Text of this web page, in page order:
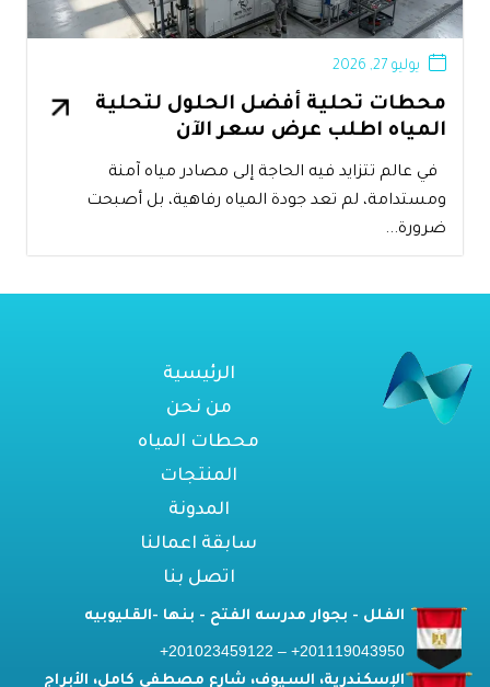
محطات تحلية أفضل الحلول لتحلية
المياه اطلب عرض سعر الآن
يوليو 27, 2026
في عالم تتزايد فيه الحاجة إلى مصادر مياه آمنة
ومستدامة، لم تعد جودة المياه رفاهية، بل أصبحت
ضرورة...
الرئيسية
من نحن
محطات المياه
المنتجات
المدونة
سابقة اعمالنا
اتصل بنا
الفلل - بجوار مدرسه الفتح - بنها -القليوبيه
201119043950+ – 201023459122+
الإسكندرية، السيوف، شارع مصطفى كامل، الأبراج